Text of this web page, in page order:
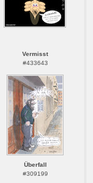
Vermisst
#433643
Überfall
#309199